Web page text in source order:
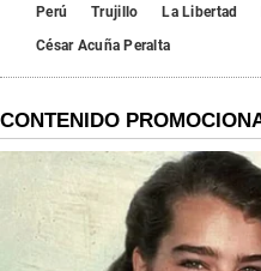
Perú Trujillo La Libertad
César Acuña Peralta